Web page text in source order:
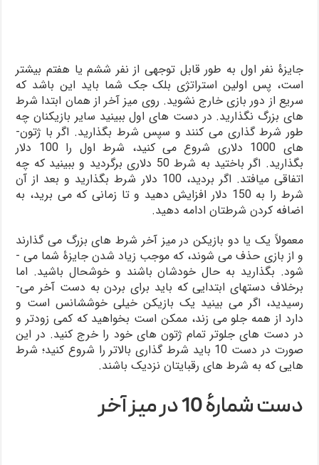
جایزۀ نفر اول به طور قابل توجهی از نفر ششم یا هفتم بیشتر
است، پس اولین استراتژی بلک­ جک شما باید این باشد که
سریع از دور بازی خارج نشوید. روی میز آخر از همان ابتدا شرط
­های بزرگ نگذارید. در دست­ های اول ببینید سایر بازیکنان چه
­طور شرط گذاری می­ کنند و سپس شرط بگذارید. اگر با ژتون­
های 1000 دلاری شروع می­ کنید، شرط اول را 100 دلار
بگذارید. اگر باختید به شرط 50 دلاری برگردید و ببینید که چه
اتفاقی می­افتد. اگر بردید، 100 دلار شرط بگذارید و بعد از آن
شرط را به 150 دلار افزایش دهید و تا زمانی که می ­برید، به
اضافه کردن شرط­تان ادامه دهید.
معمولاً یک یا دو بازیکن در میز آخر شرط ­های بزرگ می­ گذارند
و از بازی حذف می ­شوند، که موجب زیاد شدن جایزۀ شما می ­
شود. بگذارید به حال خودشان باشند و خوشحال باشید. اما
برخلاف دست­های ابتدایی که باید برای بردن به دست آخر می­
رسیدید، اگر می­ بینید یک بازیکن خیلی خوش­شانس است و
دارد از همه جلو می ­زند، ممکن است بخواهید که کمی زودتر و
در دست­ های جلوتر تمام ژتون­ های خود را خرج کنید. در این
صورت در دست 10 باید شرط گذاری بالاتر را شروع کنید؛ شرط
­هایی که به شرط­ های رقبای­تان نزدیک باشند.
دست شمارۀ 10 در میز آخر